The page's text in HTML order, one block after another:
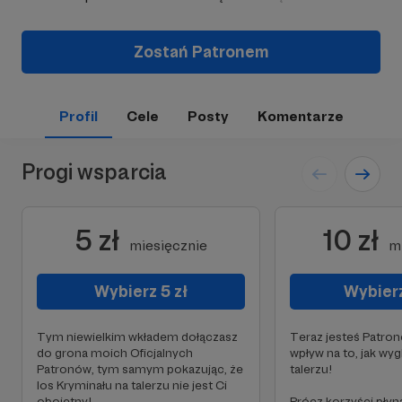
Zostań Patronem
Profil Cele Posty Komentarze
Progi wsparcia
5 zł miesięcznie
Wybierz 5 zł
Tym niewielkim wkładem dołączasz
do grona moich Oficjalnych
Patronów, tym samym pokazując, że
los Kryminału na talerzu nie jest Ci
10 zł
Teraz jesteś
wpływ na to, jak
talerzu!